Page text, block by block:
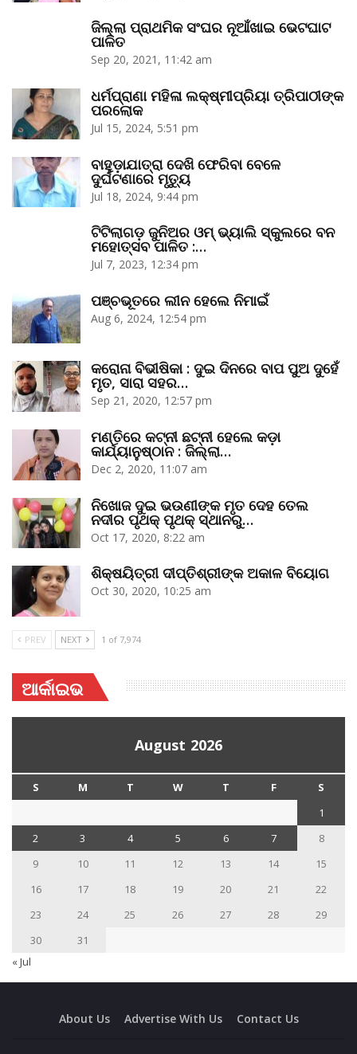
ଜିଲ୍ଲା ପ୍ରାଥମିକ ସଂଘର ନୂଆଁଖାଇ ଭେଟଘାଟ
ପାଳିତ
Sep 20, 2021, 11:42 am
ଧର୍ମପ୍ରାଣା ମହିଳା ଲକ୍ଷ୍ମୀପ୍ରିୟା ତ୍ରିପାଠୀଙ୍କ
ପରଲୋକ
Jul 15, 2024, 5:51 pm
ବାହୁଡ଼ାଯାତ୍ରା ଦେଖି ଫେରିବା ବେଳେ
ଦୁର୍ଘଟଣାରେ ମୃତ୍ୟୁ
Jul 18, 2024, 9:44 pm
ଟିଟିଲାଗଡ଼ ଜୁନିଅର ଓମ୍‌ ଭ୍ୟାଲି ସ୍କୁଲରେ ବନ
ମହୋତ୍ସବ ପାଳିତ :…
Jul 7, 2023, 12:34 pm
ପଞ୍ଚଭୂତରେ ଲୀନ ହେଲେ ନିମାଇଁ
Aug 6, 2024, 12:54 pm
କରୋନା ବିଭୀଷିକା : ଦୁଇ ଦିନରେ ବାପ ପୁଅ ଦୁହେଁ
ମୃତ, ସାରା ସହର…
Sep 21, 2020, 12:57 pm
ମଣ୍ତିରେ କଟ୍‌ନୀ ଛଟ୍‌ନୀ ହେଲେ କଡ଼ା
କାର୍ଯ୍ୟାନୁଷ୍ଠାନ : ଜିଲ୍ଲା…
Dec 2, 2020, 11:07 am
ନିଖୋଜ ଦୁଇ ଭଉଣୀଙ୍କ ମୃତ ଦେହ ତେଲ
ନଦୀର ପୃଥକ୍‌ ପୃଥକ୍‌ ସ୍ଥାନରୁ…
Oct 17, 2020, 8:22 am
ଶିକ୍ଷୟିତ୍ରୀ ଦୀପ୍ତିଶ୍ରୀଙ୍କ ଅକାଳ ବିୟୋଗ
Oct 30, 2020, 10:25 am
PREV NEXT 1 of 7,974
ଆର୍କାଇଭ
August 2026
S M T W T F
S
1
2
3 4 5 6 7
8
9
10 11 12 13 14
15
16
17 18 19 20 21
22
23
24 25 26 27 28
29
30
31
« Jul
About Us Advertise With Us Contact Us